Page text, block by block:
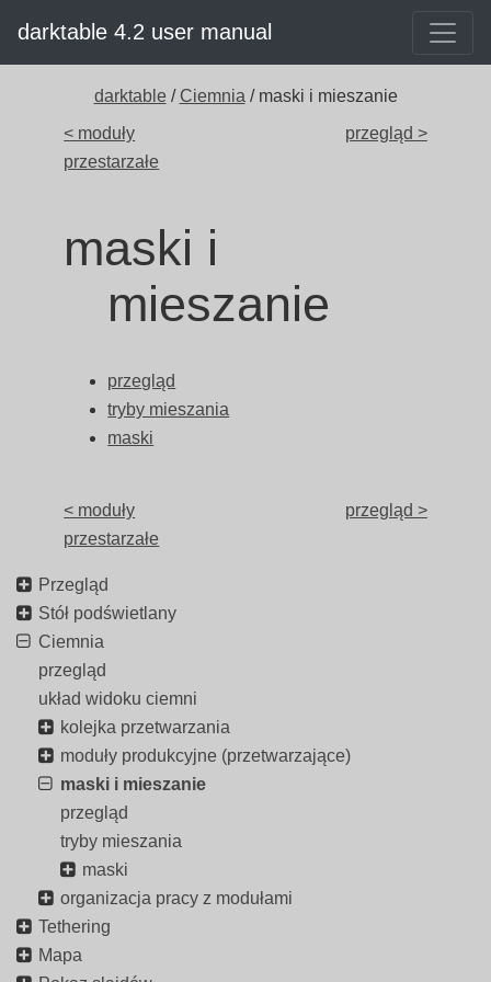
darktable 4.2 user manual
darktable / Ciemnia / maski i mieszanie
< moduły
przestarzałe
przegląd >
maski i
mieszanie
przegląd
tryby mieszania
maski
< moduły
przestarzałe
przegląd >
Przegląd
Stół podświetlany
Ciemnia
przegląd
układ widoku ciemni
kolejka przetwarzania
moduły produkcyjne (przetwarzające)
maski i mieszanie
przegląd
tryby mieszania
maski
organizacja pracy z modułami
Tethering
Mapa